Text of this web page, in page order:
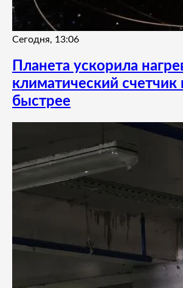
Сегодня, 13:06
Планета ускорила
климатический счетчик
быстрее